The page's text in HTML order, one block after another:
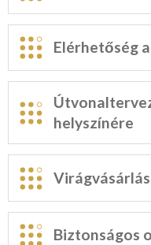
Elérhetőség
helyszínére
Biztonságos